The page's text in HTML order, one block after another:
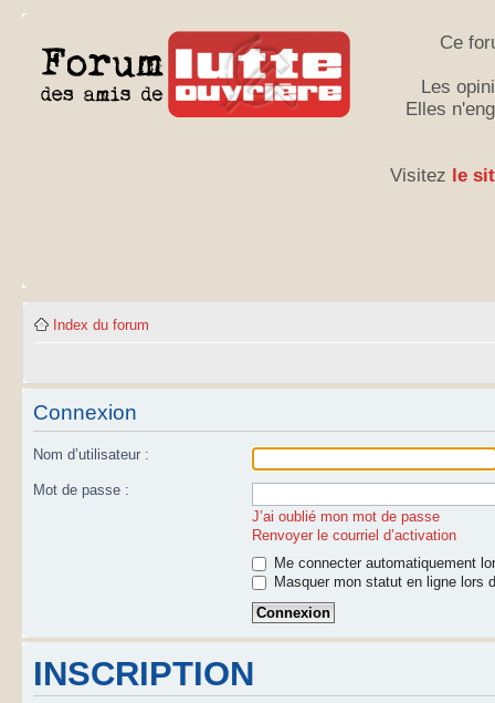
Ce
Les
Elles
Visitez le
Index du forum
Connexion
Nom d’utilisateur :
Mot de passe :
J’ai oublié mon mot de passe
Renvoyer le courriel d’activation
Me connecter automatiquement
Masquer mon statut en ligne lors
INSCRIPTION